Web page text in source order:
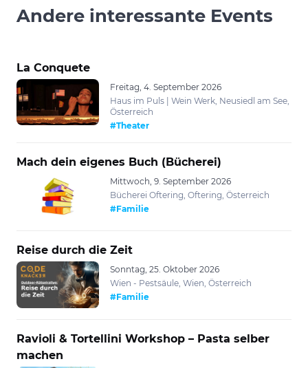
Andere interessante Events
La Conquete
Freitag, 4. September 2026
Haus im Puls | Wein Werk, Neusiedl am See,
Österreich
#Theater
Mach dein eigenes Buch (Bücherei)
Mittwoch, 9. September 2026
Bücherei Oftering, Oftering, Österreich
#Familie
Reise durch die Zeit
Sonntag, 25. Oktober 2026
Wien - Pestsäule, Wien, Österreich
#Familie
Ravioli & Tortellini Workshop – Pasta selber
machen